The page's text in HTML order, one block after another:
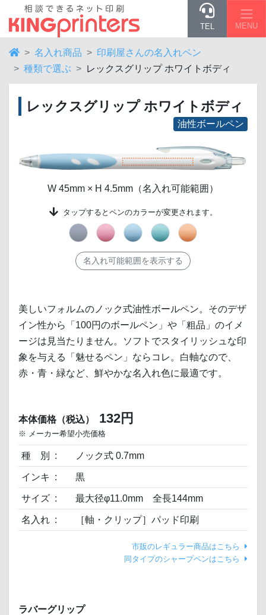
TEL MENU
名入れ商品
印刷屋さんの名入れペン
種類で選ぶ
レックスグリップ ホワイトボディ
レックスグリップ ホワイトボディ
油性ボールペン
W 45mm × H 4.5mm（名入れ可能範囲）
タップする とペンのカラーが変更されます。
名入れ可能範囲を表示する
美しいフォルムのノック式油性ボールペン。そのデザ
イン性から「100円のボールペン」や「粗品」のイメ
ージは見当たりません。ソフトでスタイリッシュな印
象を与える「魅せるペン」ならコレ。白軸なので、
赤・青・緑など、鮮やかな名入れ色に最適です。
本体価格（税込） 132円
※ メーカー希望小売価格
種 別 ノック式 0.7mm
インキ 黒
サイズ 最大径φ11.0mm 全長144mm
名入れ ［軸・クリップ］パッド印刷
市販のレギュラー商品はこちら
同タイプのシャープペンはこちら
ラバーグリップ